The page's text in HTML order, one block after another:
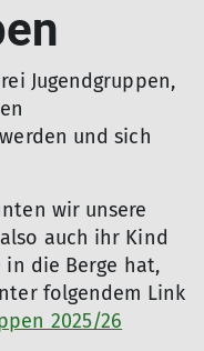
Jugendgruppen,
und sich
wir unsere
auch ihr Kind
in die Berge hat,
folgendem Link
2025/26